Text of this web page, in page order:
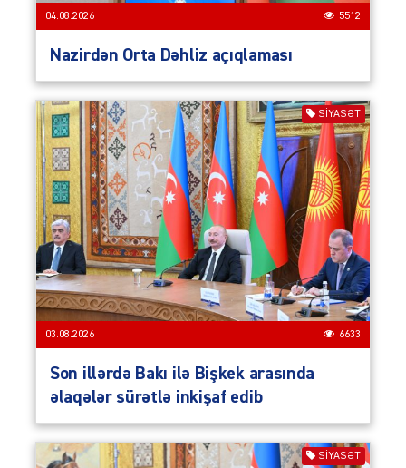
04.08.2026 5512
Nazirdən Orta Dəhliz açıqlaması
SIYASƏT
03.08.2026 6633
Son illərdə Bakı ilə Bişkek arasında
əlaqələr sürətlə inkişaf edib
SIYASƏT